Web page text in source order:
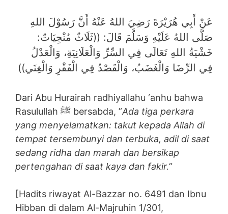
عَنْ أَبِي هُرَيْرَةَ رَضِيَ اللهُ عَنْهُ أَنَّ رَسُوْلَ اللهِ
صَلَّى اللهُ عَلَيْهِ وَسَلَّمَ قَالَ: ((ثَلَاثٌ مُنْجِيَاتٌ:
خَشْيَةُ اللهِ تَعَالَى فِي السِّرِّ وَالْعَلَانِيَةِ، وَالْعَدْلُ
فِي الرِّضَا وَالْغَضَبُ، وَالْقَصْدُ فِي الْفَقْرِ وَالْغِنَي))
Dari Abu Hurairah radhiyallahu ‘anhu bahwa
Rasulullah ﷺ bersabda, ”Ada tiga perkara
yang menyelamatkan: takut kepada Allah di
tempat tersembunyi dan terbuka, adil di saat
sedang ridha dan marah dan bersikap
pertengahan di saat kaya dan fakir.”
[Hadits riwayat Al-Bazzar no. 6491 dan Ibnu
Hibban di dalam Al-Majruhin 1/301,